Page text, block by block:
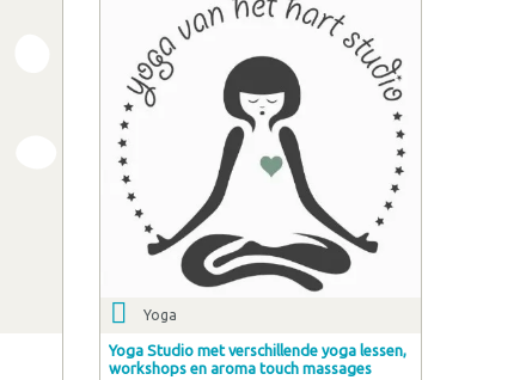
Yoga
Yoga Studio met verschillende yoga lessen,
workshops en aroma touch massages